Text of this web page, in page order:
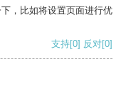
，比如将设置页面进行优
支持[0] 反对[0]